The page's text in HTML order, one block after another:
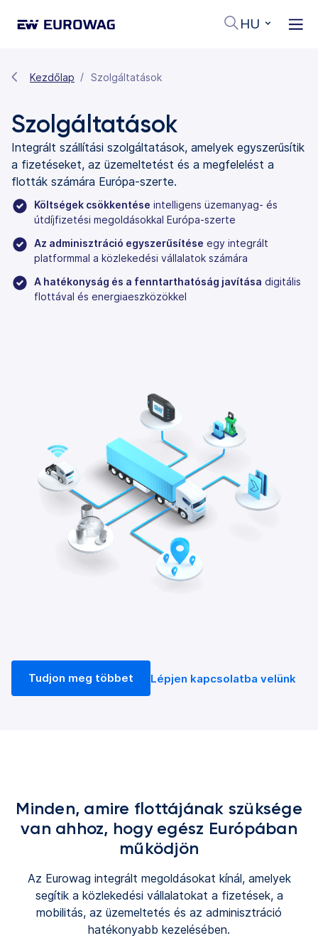
HU
Kezdőlap Szolgáltatások
Szolgáltatások
Integrált szállítási szolgáltatások, amelyek egyszerűsítik
a fizetéseket, az üzemeltetést és a megfelelést a
flották számára Európa-szerte.
Költségek csökkentése intelligens üzemanyag- és
útdíjfizetési megoldásokkal Európa-szerte
Az adminisztráció egyszerűsítése egy integrált
platformmal a közlekedési vállalatok számára
A hatékonyság és a fenntarthatóság javítása digitális
flottával és energiaeszközökkel
Tudjon meg többet Lépjen kapcsolatba velünk
Minden, amire flottájának szüksége
van ahhoz, hogy egész Európában
működjön
Az Eurowag integrált megoldásokat kínál, amelyek
segítik a közlekedési vállalatokat a fizetések, a
mobilitás, az üzemeltetés és az adminisztráció
hatékonyabb kezelésében.